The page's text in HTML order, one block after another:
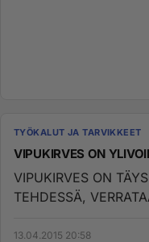
TYÖKALUT JA TARVIKKEET
VIPUKIRVES ON
VIPUKIRVES ON
TEHDESSÄ,
13.04.2015 20:58